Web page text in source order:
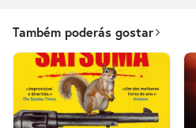
Também poderás gostar